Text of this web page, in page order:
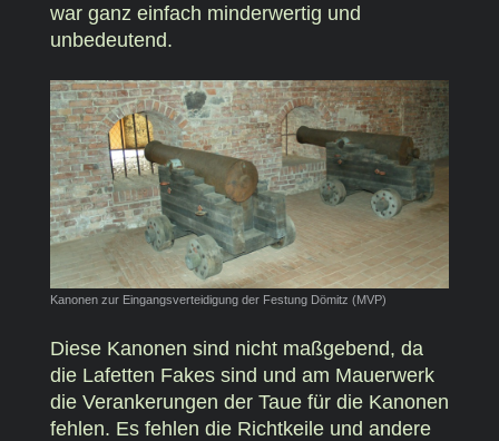
war ganz einfach minderwertig und
unbedeutend.
Kanonen zur Eingangsverteidigung der Festung Dömitz (MVP)
Diese Kanonen sind nicht maßgebend, da
die Lafetten Fakes sind und am Mauerwerk
die Verankerungen der Taue für die Kanonen
fehlen. Es fehlen die Richtkeile und andere